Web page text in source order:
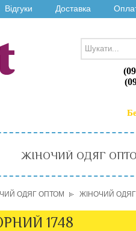
Відгуки Доставка
ЖІНОЧИЙ ОДЯГ
ОДЯГ ОПТОМ ЖІНОЧИЙ
1748